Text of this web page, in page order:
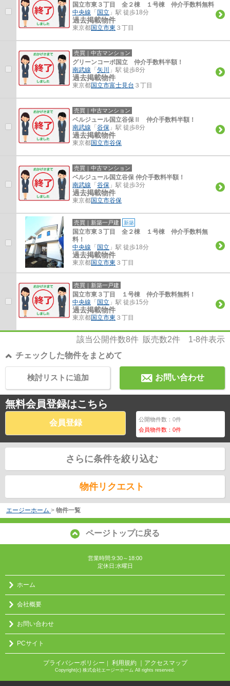
国立市東３丁目 全２棟 １号棟 仲介手数料無料
中央線 「 国立 」駅 徒歩18分
過去掲載物件
東京都国立市東 ３丁目
売買｜中古マンション
グリーンコーポ国立 仲介手数料半額！
南武線 「 矢川 」駅 徒歩8分
過去掲載物件
東京都国立市富士見台 ３丁目
売買｜中古マンション
ベルジュール国立谷保Ⅱ 仲介手数料半額！
南武線 「 谷保 」駅 徒歩8分
過去掲載物件
東京都国立市谷保
売買｜中古マンション
ベルジュール国立谷保 仲介手数料半額！
南武線 「 谷保 」駅 徒歩3分
過去掲載物件
東京都国立市谷保
売買｜新築一戸建 新築
国立市東３丁目 全２棟 １号棟 仲介手数料無
料！
中央線 「 国立 」駅 徒歩18分
過去掲載物件
東京都国立市東 ３丁目
売買｜新築一戸建
国立市東３丁目 １号棟 仲介手数料無料！
中央線 「 国立 」駅 徒歩15分
過去掲載物件
東京都国立市東 ３丁目
該当公開件数8件 販売数2件 1-8件表示
チェックした物件をまとめて
お問い合わせ
検討リストに追加
無料会員登録はこちら
会員登録 公開物件数：0件
会員物件数：0件
さらに条件を絞り込む
物件リクエスト
エージーホーム > 物件一覧
ページトップに戻る
営業時間:9:30～18:00
定休日:水曜日
ホーム
会社概要
お問い合わせ
PCサイト
プライバシーポリシー ｜ 利用規約 ｜アクセスマップ
Copyright(c) 株式会社エージーホーム All rights reserved.